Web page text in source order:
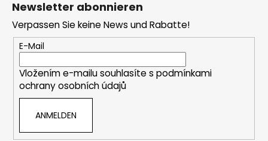
Newsletter abonnieren
Verpassen Sie keine News und Rabatte!
E-Mail
Vložením e-mailu souhlasíte s podmínkami
ochrany osobních údajů
ANMELDEN